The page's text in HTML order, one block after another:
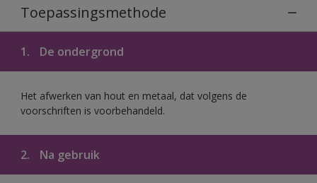
Toepassingsmethode
1. De ondergrond
Het afwerken van hout en metaal, dat volgens de
voorschriften is voorbehandeld.
2. Na gebruik